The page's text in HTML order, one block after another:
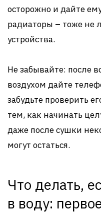
осторожно и дайте
радиаторы – тоже не
устройства.
Не забывайте: после
воздухом дайте
забудьте проверить
тем, как начинать
даже после сушки
могут остаться.
Что делать,
в воду: